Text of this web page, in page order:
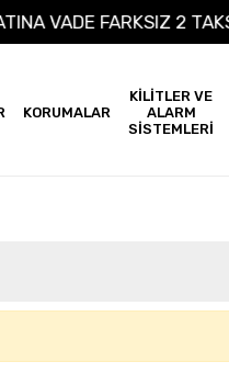
VADE FARKSIZ 2
KORUMALAR
KİLİTLER VE
ALARM
SİSTEMLERİ